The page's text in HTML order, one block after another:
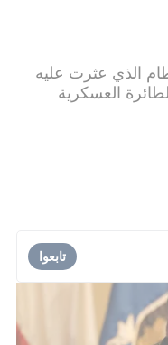
الذي عثرت عليه
العسكرية
تابعوا